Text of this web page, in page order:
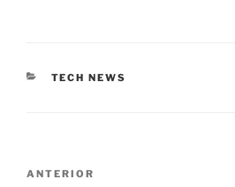
CATEGORIAS
TECH NEWS
Post
ANTERIOR